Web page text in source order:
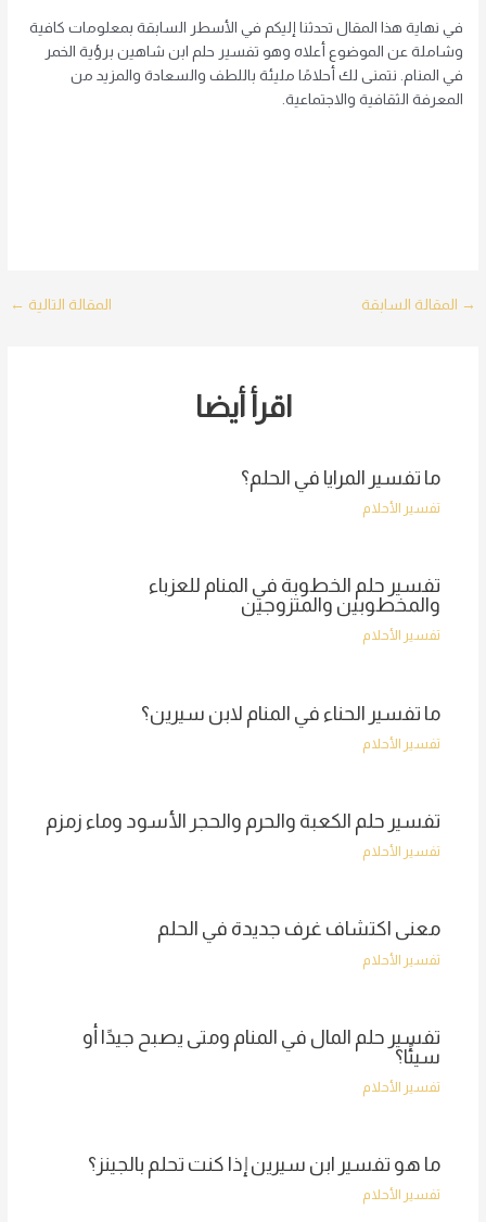
في نهاية هذا المقال تحدثنا إليكم في الأسطر السابقة بمعلومات كافية
وشاملة عن الموضوع أعلاه وهو تفسير حلم ابن شاهين برؤية الخمر
في المنام. نتمنى لك أحلامًا مليئة باللطف والسعادة والمزيد من
المعرفة الثقافية والاجتماعية.
Post
→ المقالة السابقة المقالة التالية ←
اقرأ أيضا
ما تفسير المرايا في الحلم؟
تفسير الأحلام
تفسير حلم الخطوبة في المنام للعزباء
والمخطوبين والمتزوجين
تفسير الأحلام
ما تفسير الحناء في المنام لابن سيرين؟
تفسير الأحلام
تفسير حلم الكعبة والحرم والحجر الأسود وماء زمزم
تفسير الأحلام
معنى اكتشاف غرف جديدة في الحلم
تفسير الأحلام
تفسير حلم المال في المنام ومتى يصبح جيدًا أو
سيئًا؟
تفسير الأحلام
ما هو تفسير ابن سيرين إذا كنت تحلم بالجينز؟
تفسير الأحلام